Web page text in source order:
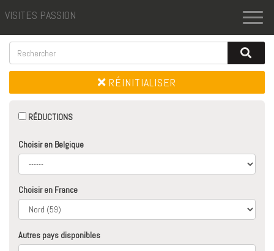
VISITES PASSION
RÉINITIALISER
RÉDUCTIONS
Choisir en Belgique
Choisir en France
Autres pays disponibles